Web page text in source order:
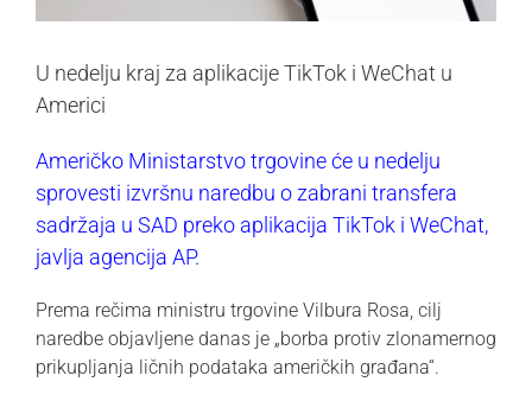
U nedelju kraj za aplikacije TikTok i WeChat u
Americi
Američko Ministarstvo trgovine će u nedelju
sprovesti izvršnu naredbu o zabrani transfera
sadržaja u SAD preko aplikacija TikTok i WeChat,
javlja agencija AP.
Prema rečima ministru trgovine Vilbura Rosa, cilj
naredbe objavljene danas je „borba protiv zlonamernog
prikupljanja ličnih podataka američkih građana“.